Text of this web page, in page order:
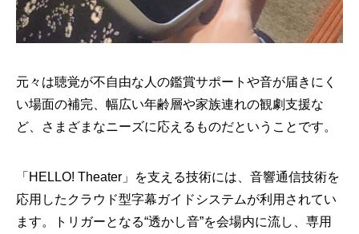
元々は聴覚が不自由な人の鑑賞サポートや音が届きにく
い場面の補完、幅広い年齢層や家族連れの観劇支援な
ど、さまざまなニーズに応えるものだということです。
「HELLO! Theater」を支える技術には、音響通信技術を
応用したクラウド型字幕ガイドシステムが利用されてい
ます。トリガーとなる“透かし音”を会場内に流し、専用